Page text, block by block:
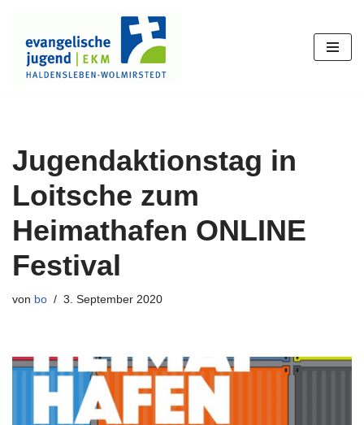
Zum
Inhalt
springen
Jugendaktionstag in
Loitsche zum
Heimathafen ONLINE
Festival
von bo 3. September 2020